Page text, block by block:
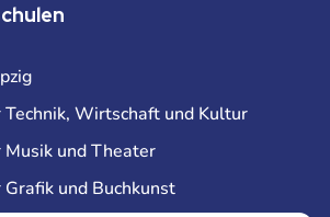
Technik, Wirtschaft und Kultur
Musik und Theater
und Buchkunst